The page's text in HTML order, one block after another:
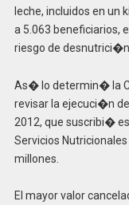
leche, incluidos en un
a 5.063 beneficiarios,
riesgo de
As� lo determin� la
revisar la ejecuci�n
2012, que suscribi�
Servicios
millones.
El mayor valor